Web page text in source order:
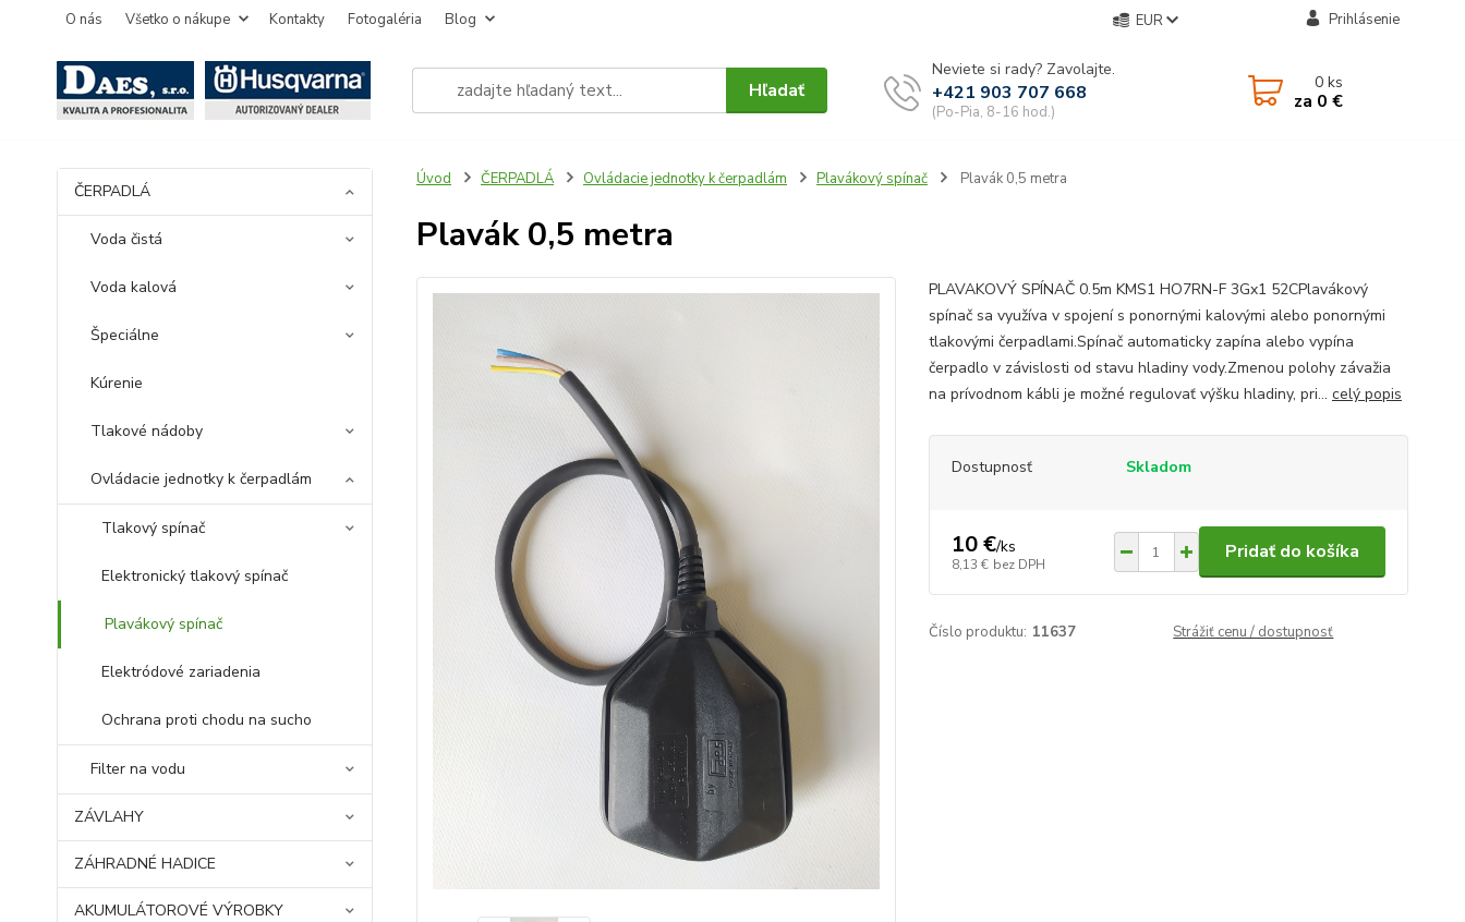
O nás Všetko o nákupe Kontakty Fotogaléria Blog EUR Prihlásenie
Hľadať
Neviete si rady? Zavolajte.
+421 903 707 668
(Po-Pia, 8-16 hod.)
0ks
za 0 €
ČERPADLÁ
Voda čistá
Voda kalová
Špeciálne
Kúrenie
Tlakové nádoby
Ovládacie jednotky k čerpadlám
Tlakový spínač
Elektronický tlakový spínač
Plavákový spínač
Elektródové zariadenia
Ochrana proti chodu na sucho
Filter na vodu
ZÁVLAHY
ZÁHRADNÉ HADICE
AKUMULÁTOROVÉ VÝROBKY
Úvod ČERPADLÁ Ovládacie jednotky k čerpadlám Plavákový spínač Plavák 0,5 metra
Plavák 0,5 metra
PLAVAKOVÝ SPÍNAČ 0.5m KMS1 HO7RN-F 3Gx1 52CPlavákový
spínač sa využíva v spojení s ponornými kalovými alebo ponornými
tlakovými čerpadlami.Spínač automaticky zapína alebo vypína
čerpadlo v závislosti od stavu hladiny vody.Zmenou polohy závažia
na prívodnom kábli je možné regulovať výšku hladiny, pri... celý popis
Dostupnosť Skladom
10 €/ks
8,13 € bez DPH
Pridať do košíka
Číslo produktu: 11637 Strážiť cenu / dostupnosť